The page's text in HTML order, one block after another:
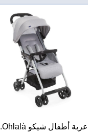
عربة أطفال شيكو Ohlalà...